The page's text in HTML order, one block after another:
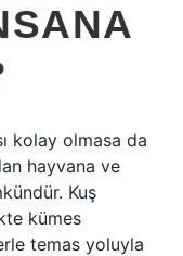
kolay olmasa da
hayvana ve
Kuş
kümes
temas yoluyla